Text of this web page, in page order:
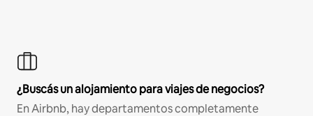
¿Buscás un alojamiento para viajes de negocios?
En Airbnb, hay departamentos completamente